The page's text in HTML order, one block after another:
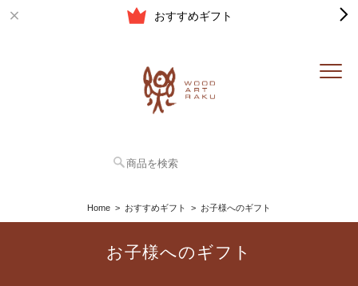
おすすめギフト
Home おすすめギフト お子様へのギフト
お子様へのギフト